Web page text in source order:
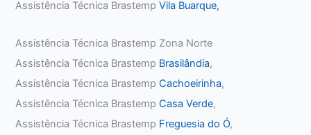
Assistência Técnica BrastempVila Buarque,
Assistência Técnica Brastemp Zona Norte
Assistência Técnica Brastemp Brasilândia,
Assistência Técnica BrastempCachoeirinha,
Assistência Técnica BrastempCasa Verde,
Assistência Técnica Brastemp Freguesia do Ó,